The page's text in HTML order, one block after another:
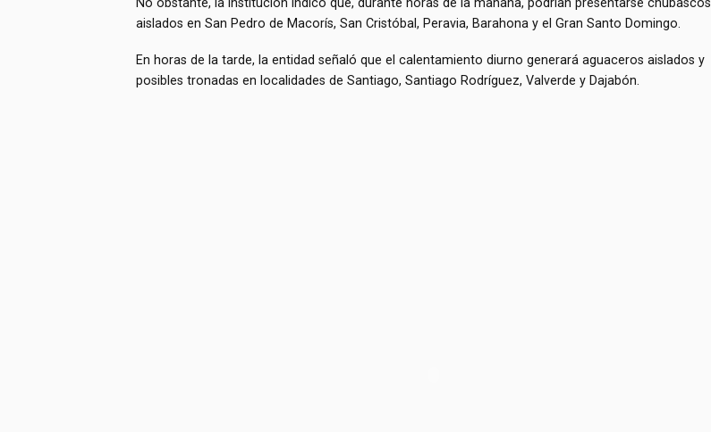
aislados en San Pedro de Macorís, San Cristóbal, Peravia, Barahona y el Gran Santo Domingo.
En horas de la tarde, la entidad señaló que el calentamiento diurno generará aguaceros aislados y
posibles tronadas en localidades de Santiago, Santiago Rodríguez, Valverde y Dajabón.